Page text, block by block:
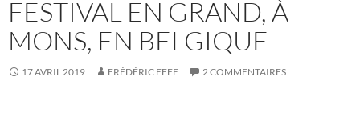
FESTIVAL EN GRAND, À
MONS, EN BELGIQUE
17 AVRIL 2019 FRÉDÉRIC EFFE 2 COMMENTAIRES